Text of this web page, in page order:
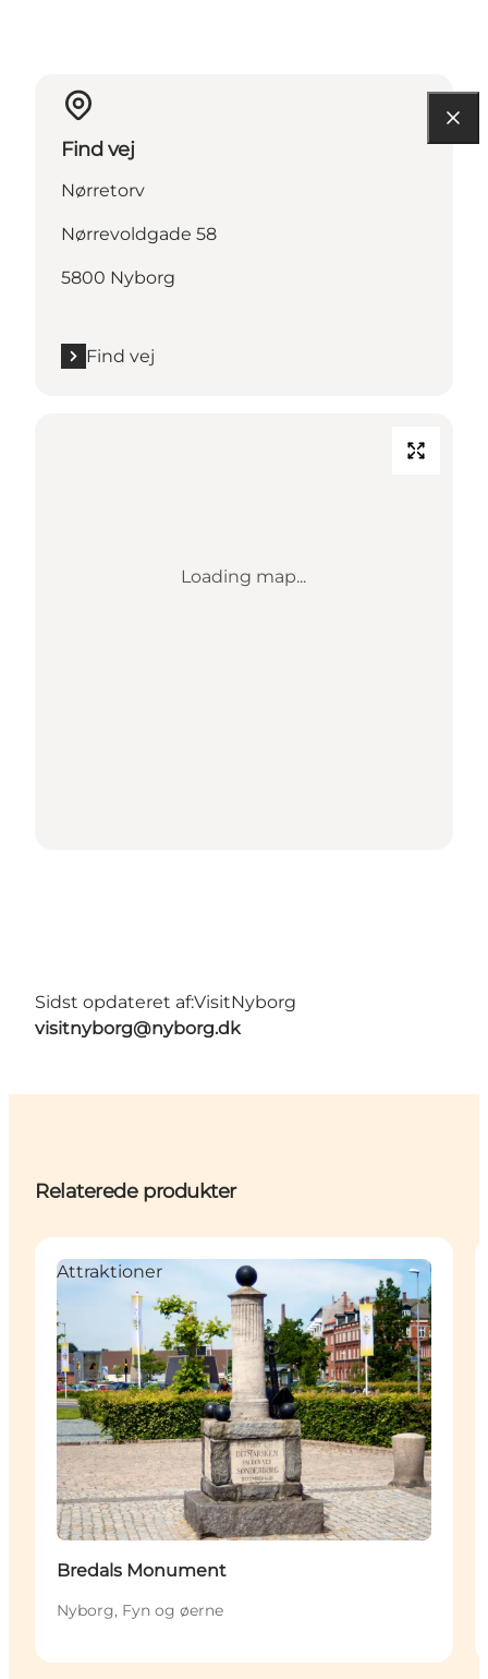
Find vej
Nørretorv
Nørrevoldgade 58
5800 Nyborg
Find vej
Loading map...
Sidst opdateret af:VisitNyborg
visitnyborg@nyborg.dk
Relaterede produkter
Attraktioner
Bredals Monument
Nyborg, Fyn og øerne